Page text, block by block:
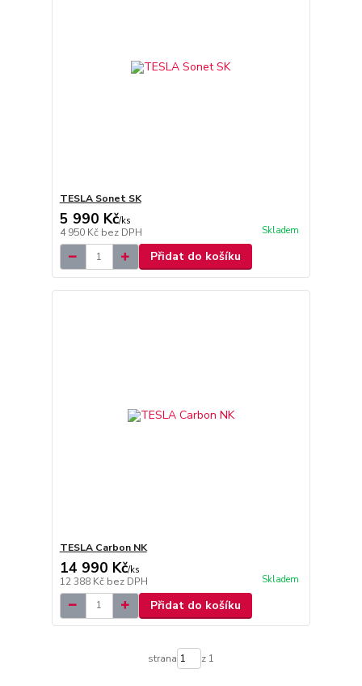
TESLA Sonet SK
5 990 Kč/ks
4 950 Kč bez DPH Skladem
Přidat do košíku
TESLA Carbon NK
14 990 Kč/ks
12 388 Kč bez DPH Skladem
Přidat do košíku
strana z 1